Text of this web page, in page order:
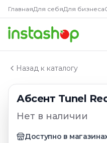
ГлавнаяДля себяДля бизнеса
Назад к каталогу
Абсент Tunel
Нет в наличии
Доступно в
Главная
Каталог
Абсент
Абсент Tunel Red 0,7 л